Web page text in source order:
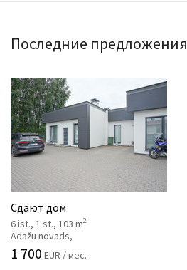
Последние предложения
Сдают дом
6 ist., 1 st., 103 m2
Ādažu novads,
1 700 EUR / мес.